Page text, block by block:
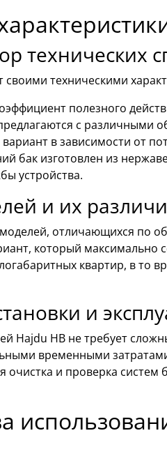
технических
своими техническими
полезного
с различными
в зависимости от
бак изготовлен из
устройства.
и их
отличающихся по
который максимально
квартир, в то
и
Hajdu HB не требует
временными
очистка и проверка